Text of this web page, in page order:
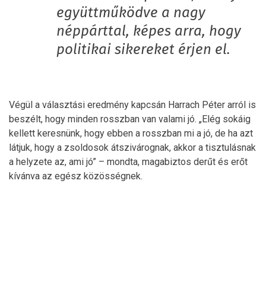
együttműködve a nagy
néppárttal, képes arra, hogy
politikai sikereket érjen el.
Végül a választási eredmény kapcsán Harrach Péter arról is
beszélt, hogy minden rosszban van valami jó. „Elég sokáig
kellett keresnünk, hogy ebben a rosszban mi a jó, de ha azt
látjuk, hogy a zsoldosok átszivárognak, akkor a tisztulásnak
a helyzete az, ami jó” – mondta, magabiztos derűt és erőt
kívánva az egész közösségnek.